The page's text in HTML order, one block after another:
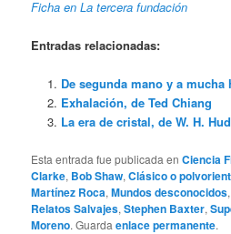
Ficha en La tercera fundación
Entradas relacionadas:
De segunda mano y a mucha
Exhalación, de Ted Chiang
La era de cristal, de W. H.
Esta entrada fue publicada enCiencia
Clarke, Bob Shaw,Clásico o
Martínez Roca,Mundos desconocidos
Relatos Salvajes,Stephen Baxter,
Moreno. Guardaenlace permanente.